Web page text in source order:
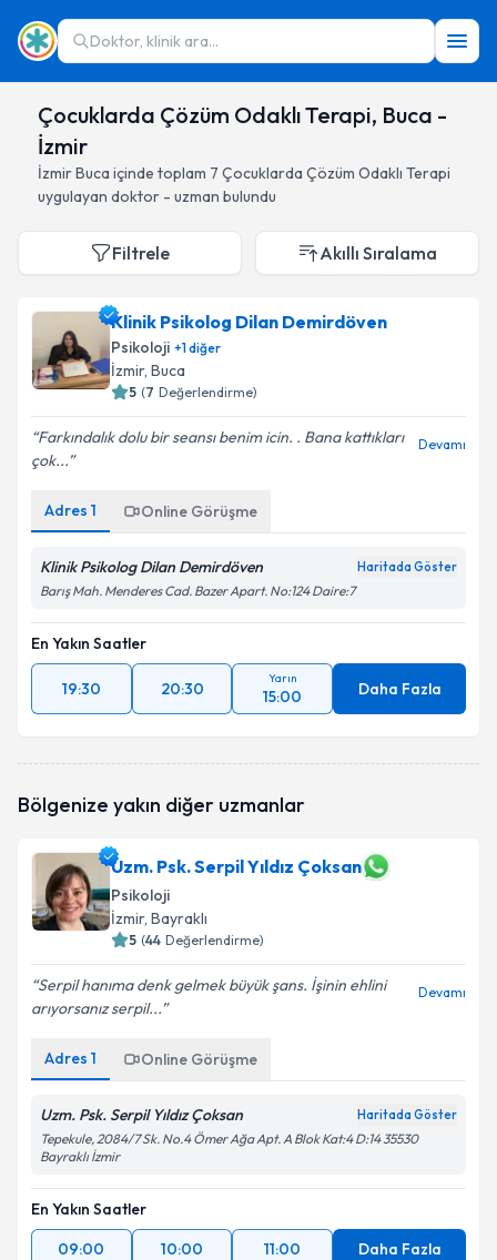
Doktor, klinik ara...
Çocuklarda Çözüm Odaklı Terapi, Buca -
İzmir
İzmirBuca içinde toplam 7 Çocuklarda Çözüm Odaklı Terapi
uygulayan doktor - uzman bulundu
Filtrele Akıllı Sıralama
Klinik Psikolog Dilan Demirdöven
Psikoloji +1diğer
İzmir, Buca
5 (7 Değerlendirme)
Farkındalık dolu bir seansı benim icin. . Bana kattıkları
çok...
Devamı
Adres 1 Online Görüşme
Klinik Psikolog Dilan Demirdöven Haritada Göster
Barış Mah. Menderes Cad. Bazer Apart. No:124 Daire:7
En Yakın Saatler
19:30 20:30
Yarın
15:00 Daha Fazla
Bölgenize yakın diğer uzmanlar
Uzm. Psk. Serpil Yıldız Çoksan
Psikoloji
İzmir, Bayraklı
5 (44 Değerlendirme)
Serpil hanıma denk gelmek büyük şans. İşinin ehlini
arıyorsanız serpil...
Devamı
Adres 1 Online Görüşme
Uzm. Psk. Serpil Yıldız Çoksan Haritada Göster
Tepekule, 2084/7 Sk. No.4 Ömer Ağa Apt. A Blok Kat:4 D:14 35530
Bayraklı İzmir
En Yakın Saatler
09:00
10:00 11:00 Daha Fazla